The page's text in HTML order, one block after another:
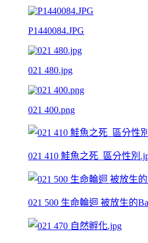
P1440084.JPG
021 480.jpg
021 400.png
021 410 鮭魚之死_區分性別
021 500 生命輪迴 被放生的